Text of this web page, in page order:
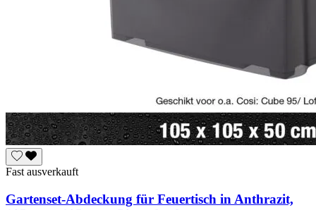
Fast ausverkauft
Gartenset-Abdeckung für Feuertisch in Anthrazit,